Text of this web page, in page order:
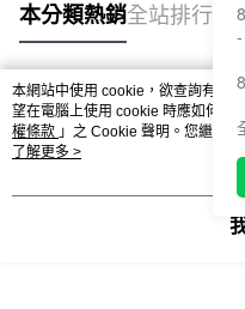
本分類熱銷全站排行
熱門標籤
本網站中使用 cookie，欲查詢有關
望在電腦上使用 cookie 時應如何變
權條款 」之 Cookie 聲明。您繼續
用條款之 Cookie 聲明使用 cookie。
了解更多 >